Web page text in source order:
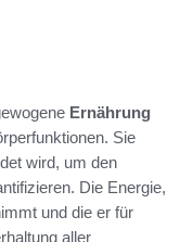
Ernährung
Sie
wird, um den
Die Energie,
und die er für
aller